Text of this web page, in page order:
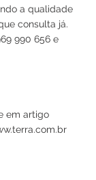
a qualidade
consulta já.
990 656 e
em artigo